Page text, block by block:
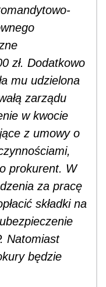
zł. Dodatkowo
mu udzielona
zarządu
w kwocie
z umowy o
prokurent. W
za pracę
składki na
Natomiast
będzie